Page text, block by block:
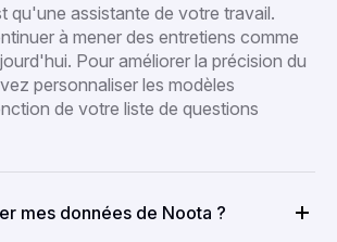
qu'une assistante de votre travail.
à mener des entretiens comme
Pour améliorer la précision du
personnaliser les modèles
de votre liste de questions
mes données de Noota ?